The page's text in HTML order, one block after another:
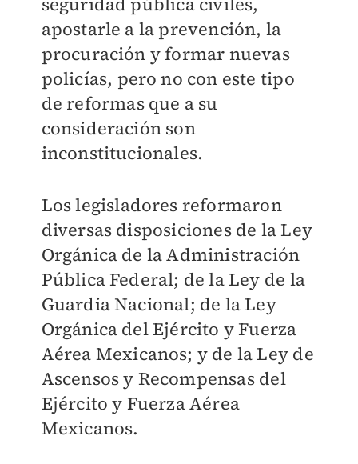
apostarle a la prevención, la
procuración y formar nuevas
policías, pero no con este tipo
de reformas que a su
consideración son
inconstitucionales.
Los legisladores reformaron
diversas disposiciones de la Ley
Orgánica de la Administración
Pública Federal; de la Ley de la
Guardia Nacional; de la Ley
Orgánica del Ejército y Fuerza
Aérea Mexicanos; y de la Ley de
Ascensos y Recompensas del
Ejército y Fuerza Aérea
Mexicanos.